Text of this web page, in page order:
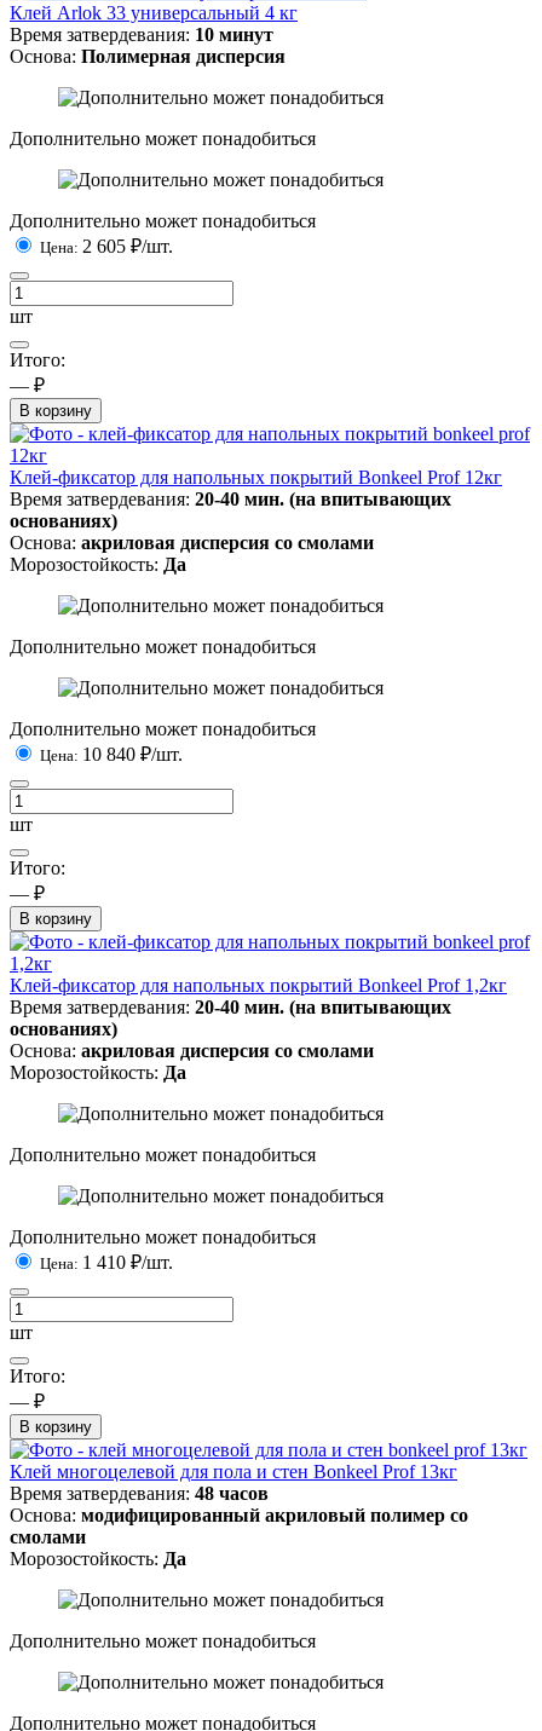
Клей Arlok 33 универсальный 4 кг
Время затвердевания: 10 минут
Основа: Полимерная дисперсия
Дополнительно может понадобиться
Дополнительно может понадобиться
Цена: 2 605 ₽/шт.
шт
Итого:
— ₽
В корзину
Клей-фиксатор для напольных покрытий Bonkeel Prof 12кг
Время затвердевания: 20-40 мин. (на впитывающих
основаниях)
Основа: акриловая дисперсия со смолами
Морозостойкость: Да
Дополнительно может понадобиться
Дополнительно может понадобиться
Цена: 10 840 ₽/шт.
шт
Итого:
— ₽
В корзину
Клей-фиксатор для напольных покрытий Bonkeel Prof 1,2кг
Время затвердевания: 20-40 мин. (на впитывающих
основаниях)
Основа: акриловая дисперсия со смолами
Морозостойкость: Да
Дополнительно может понадобиться
Дополнительно может понадобиться
Цена: 1 410 ₽/шт.
шт
Итого:
— ₽
В корзину
Клей многоцелевой для пола и стен Bonkeel Prof 13кг
Время затвердевания: 48 часов
Основа: модифицированный акриловый полимер со
смолами
Морозостойкость: Да
Дополнительно может понадобиться
Дополнительно может понадобиться